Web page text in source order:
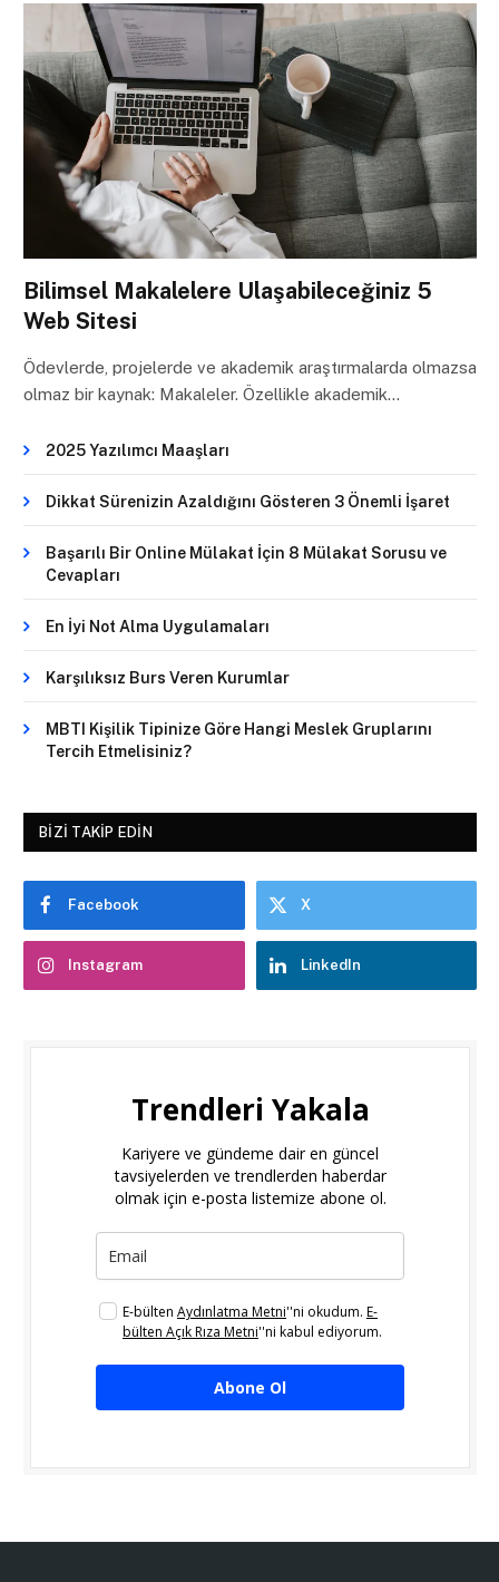
Bilimsel Makalelere Ulaşabileceğiniz 5
Web Sitesi
Ödevlerde, projelerde ve akademik araştırmalarda olmazsa
olmaz bir kaynak: Makaleler. Özellikle akademik…
2025 Yazılımcı Maaşları
Dikkat Sürenizin Azaldığını Gösteren 3 Önemli İşaret
Başarılı Bir Online Mülakat İçin 8 Mülakat Sorusu ve
Cevapları
En İyi Not Alma Uygulamaları
Karşılıksız Burs Veren Kurumlar
MBTI Kişilik Tipinize Göre Hangi Meslek Gruplarını
Tercih Etmelisiniz?
BIZI TAKIP EDIN
Facebook X
Instagram LinkedIn
Trendleri Yakala
Kariyere ve gündeme dair en güncel
tavsiyelerden ve trendlerden haberdar
olmak için e-posta listemize abone ol.
E-bülten Aydınlatma Metni''ni okudum. E-
bülten Açık Rıza Metni''ni kabul ediyorum.
Abone Ol